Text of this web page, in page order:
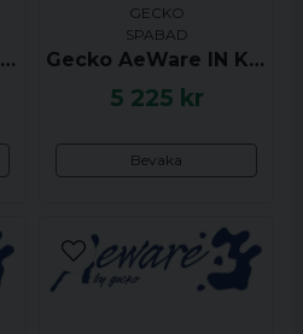
Gecko AeWare IN.K18 (TSC-18) S Series Styrpanel
GECKO
SPABAD
Gecko AeWare IN K35 (TSC-35) Styrpanel - 6 Button
5 225 kr
Bevaka
ett 230V-uttag för en
230V-uttag som ofta
Förutom en utgång
har den en
extratangentbord in.k120,
är mycket enkelt; du
ytterligare
och kan även monteras
min fråga
fråga